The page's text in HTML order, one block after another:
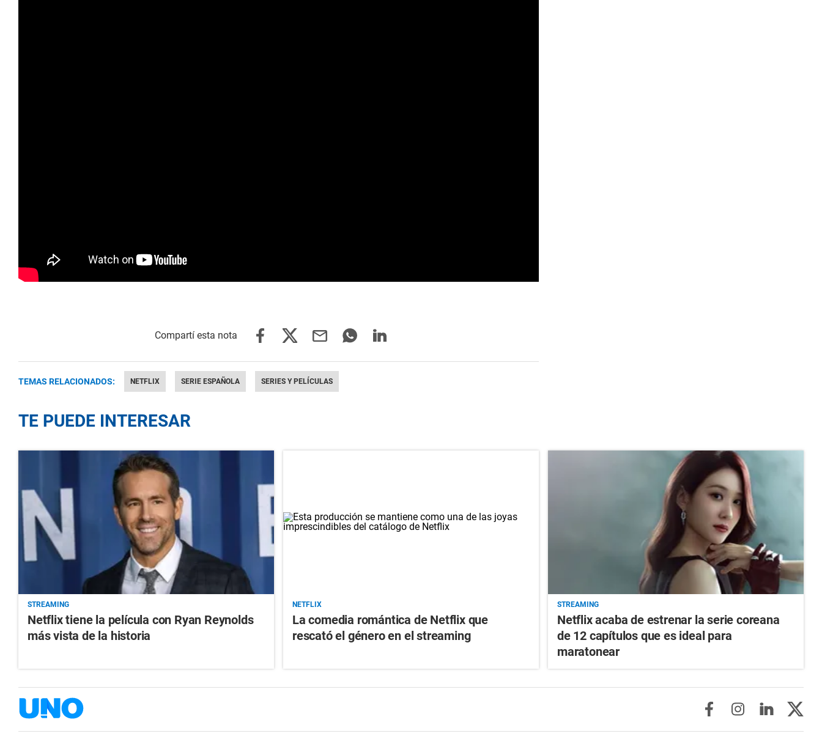
TEMAS RELACIONADOS: NETFLIX SERIE ESPAÑOLA SERIES Y PELÍCULAS
TE PUEDE INTERESAR
STREAMING
Netflix tiene la película con Ryan Reynolds
más vista de la historia
NETFLIX
La comedia romántica de Netflix que
rescató el género en el streaming
STREAMING
Netflix acaba de estrenar la serie coreana
de 12 capítulos que es ideal para
maratonear